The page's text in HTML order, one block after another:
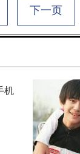
下一页
机